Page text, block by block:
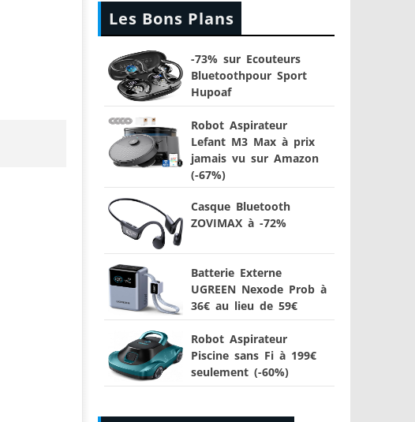
Les Bons Plans
-73% sur Ecouteurs
Bluetoothpour Sport
Hupoaf
Robot Aspirateur
Lefant M3 Max à prix
jamais vu sur Amazon
(-67%)
Casque Bluetooth
ZOVIMAX à -72%
Batterie Externe
UGREEN Nexode Prob à
36€ au lieu de 59€
Robot Aspirateur
Piscine sans Fi à 199€
seulement (-60%)